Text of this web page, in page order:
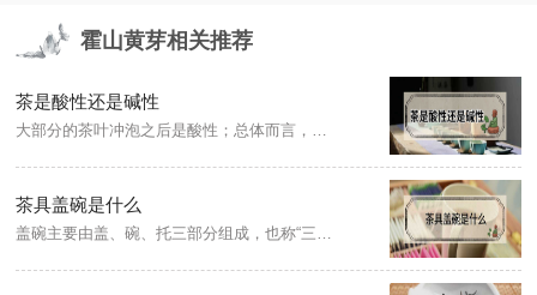
霍山黄芽相关推荐
茶是酸性还是碱性
茶具盖碗是什么